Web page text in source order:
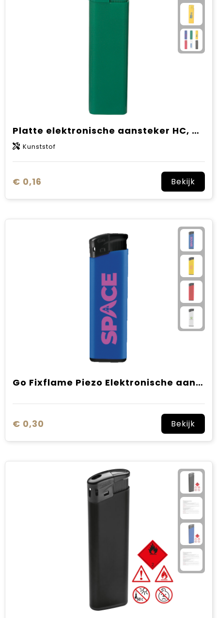
Platte elektronische aansteker HC, navulbaar SALE
Kunststof
€ 0,16 Bekijk
Go Fixflame Piezo Elektronische aansteker HC, navulbaar
€ 0,30 Bekijk